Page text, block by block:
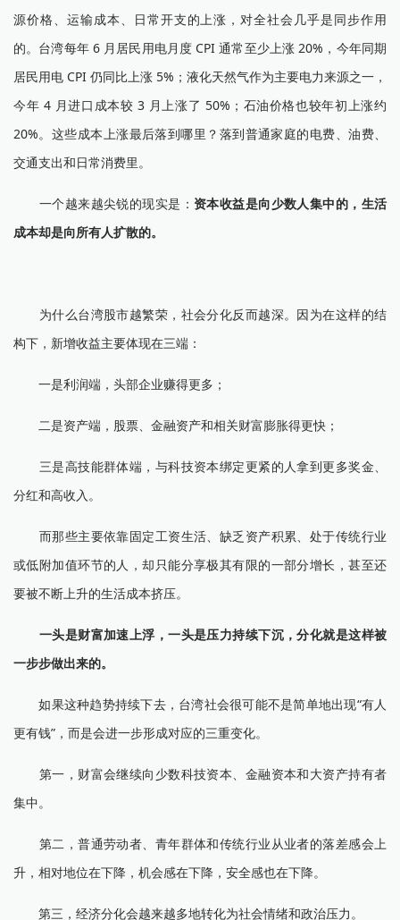
源价格、运输成本、日常开支的上涨，对全社会几乎是同步作用
的。台湾每年 6 月居民用电月度 CPI 通常至少上涨 20%，今年同期
居民用电 CPI 仍同比上涨 5%；液化天然气作为主要电力来源之一，
今年 4 月进口成本较 3 月上涨了 50%；石油价格也较年初上涨约
20%。这些成本上涨最后落到哪里？落到普通家庭的电费、油费、
交通支出和日常消费里。
一个越来越尖锐的现实是： 资本收益是向少数人集中的，生活
成本却是向所有人扩散的。
为什么台湾股市越繁荣，社会分化反而越深。因为在这样的结
构下，新增收益主要体现在三端：
一是利润端，头部企业赚得更多；
二是资产端，股票、金融资产和相关财富膨胀得更快；
三是高技能群体端，与科技资本绑定更紧的人拿到更多奖金、
分红和高收入。
而那些主要依靠固定工资生活、缺乏资产积累、处于传统行业
或低附加值环节的人，却只能分享极其有限的一部分增长，甚至还
要被不断上升的生活成本挤压。
一头是财富加速上浮，一头是压力持续下沉，分化就是这样被
一步步做出来的。
如果这种趋势持续下去，台湾社会很可能不是简单地出现“有人
更有钱”，而是会进一步形成对应的三重变化。
第一，财富会继续向少数科技资本、金融资本和大资产持有者
集中。
第二，普通劳动者、青年群体和传统行业从业者的落差感会上
升，相对地位在下降，机会感在下降，安全感也在下降。
第三，经济分化会越来越多地转化为社会情绪和政治压力。